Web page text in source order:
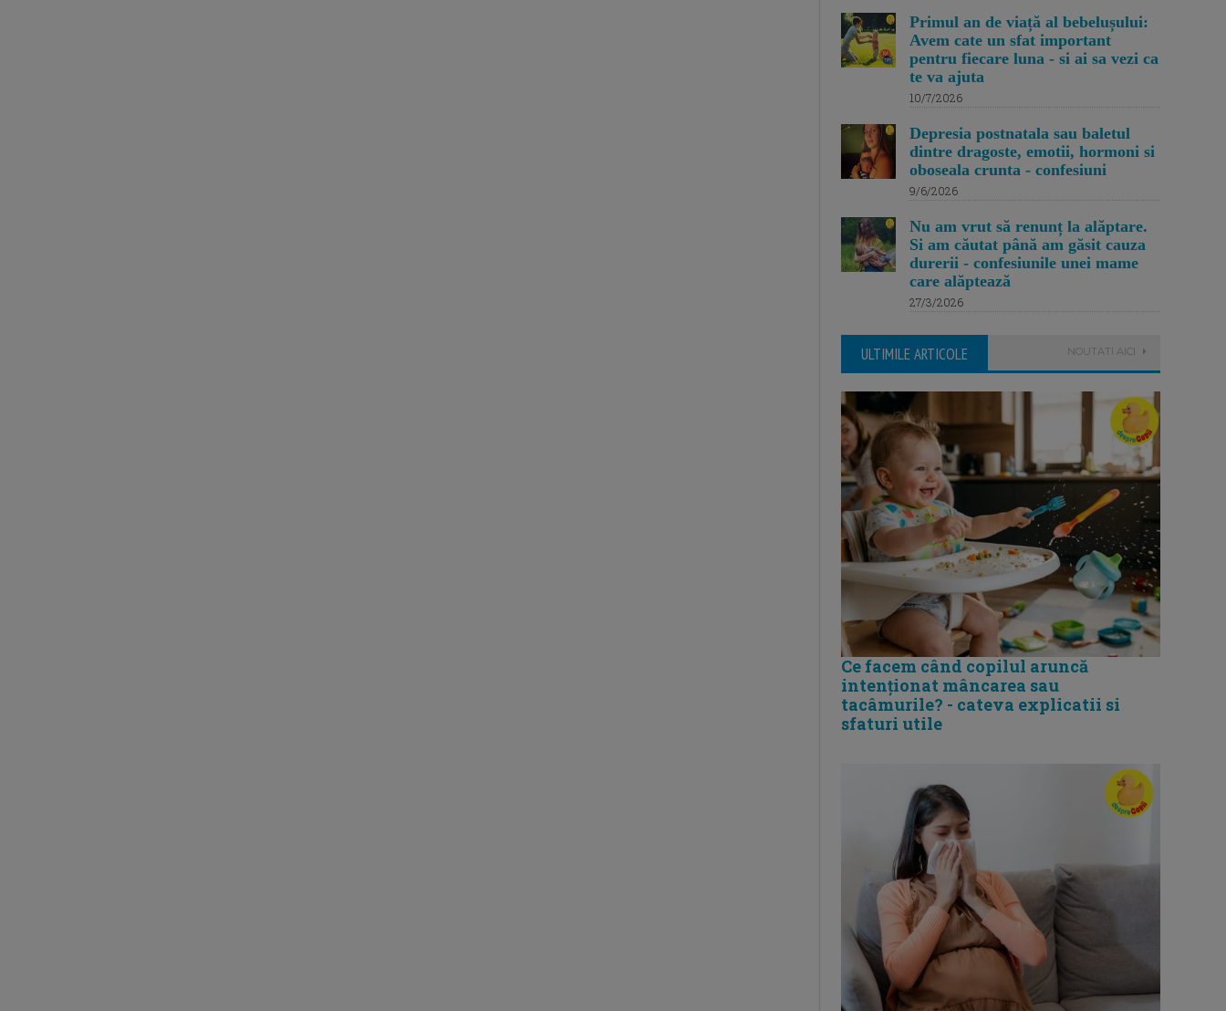
Primul an de viață al bebelușului:
Avem cate un sfat important
pentru fiecare luna - si ai sa vezi ca
te va ajuta
10/7/2026
Depresia postnatala sau baletul
dintre dragoste, emotii, hormoni si
oboseala crunta - confesiuni
9/6/2026
Nu am vrut să renunț la alăptare.
Si am căutat până am găsit cauza
durerii - confesiunile unei mame
care alăptează
27/3/2026
ULTIMILE ARTICOLE NOUTATI AICI
Ce facem când copilul aruncă
intenționat mâncarea sau
tacâmurile? - cateva explicatii si
sfaturi utile